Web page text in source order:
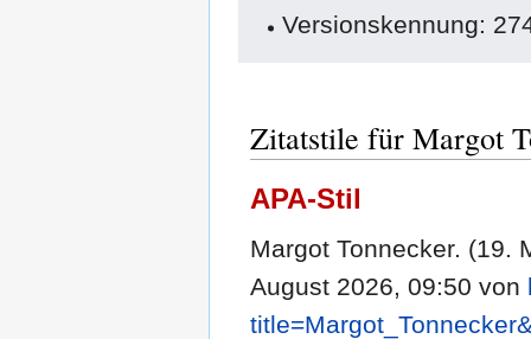
Versionskennung:
Zitatstile für Margot
APA-Stil
Margot Tonnecker. (19.
August 2026, 09:50 von